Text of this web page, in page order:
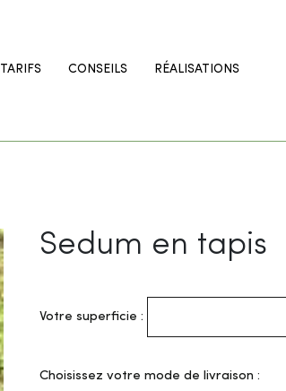
TARIFS CONSEILS RÉALISATIONS
Sedum en tapis
Votre superficie :
Choisissez votre mode de livraison :